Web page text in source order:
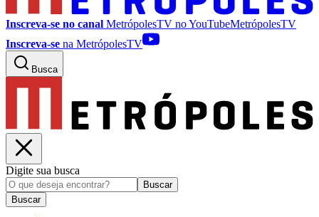
Inscreva-se no canal MetrópolesTV noYouTubeMetrópolesTV
Inscreva-se na MetrópolesTV
Busca
Digite sua busca
Buscar
Buscar